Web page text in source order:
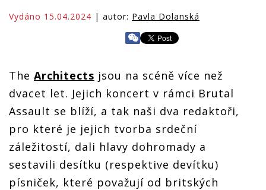
Vydáno 15.04.2024 | autor: Pavla Dolanská
The Architects jsou na scéně více než
dvacet let. Jejich koncert v rámci Brutal
Assault se blíží, a tak naši dva redaktoři,
pro které je jejich tvorba srdeční
záležitostí, dali hlavy dohromady a
sestavili desítku (respektive devítku)
písniček, které považují od britských